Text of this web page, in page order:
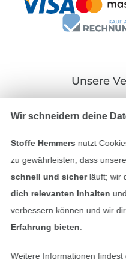
Unsere
In den deutschen
Wir schneidern deine
Stoffe Hemmers nutzt
zu gewährleisten, dass
schnell und sicherläuft; wir
dich relevanten Inhalten und
verbessern können und wir dir
Erfahrung bieten
Weitere Informationen findest